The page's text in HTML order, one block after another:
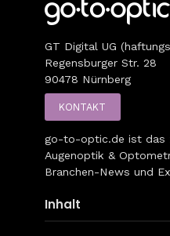
GT Digital UG
Regensburger Str. 28
90478 Nürnberg
KONTAKT
go-to-optic.de ist das
Augenoptik &
Branchen-News und
Inhalt